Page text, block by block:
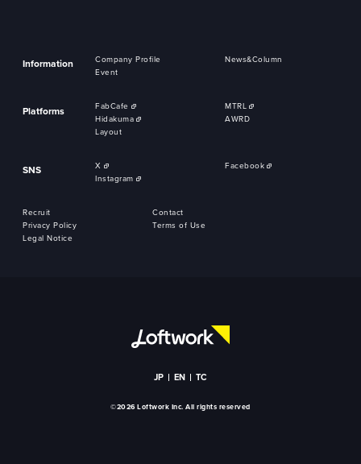
Information Company Profile
News&Column
Event
Platforms FabCafe
MTRL
Hidakuma
AWRD
Layout
SNS X
Facebook
Instagram
Recruit
Contact
Privacy Policy
Terms of Use
Legal Notice
JP EN TC
©2026 Loftwork Inc. All rights reserved